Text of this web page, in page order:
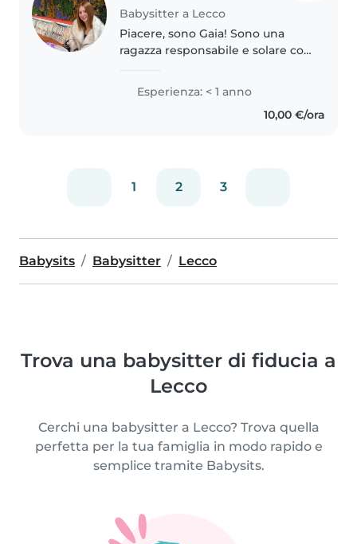
Babysitter a Lecco
Piacere, sono Gaia! Sono una
ragazza responsabile e solare con
l'infanzia. Mi piace passare il
tempo con i bambini, giocare
con loro e supportarli nelle
Esperienza: < 1 anno
10,00 €/ora
1 2 3
Babysits Babysitter Lecco
Trova una babysitter di fiducia a
Lecco
Cerchi una babysitter a Lecco? Trova quella
perfetta per la tua famiglia in modo rapido e
semplice tramite Babysits.